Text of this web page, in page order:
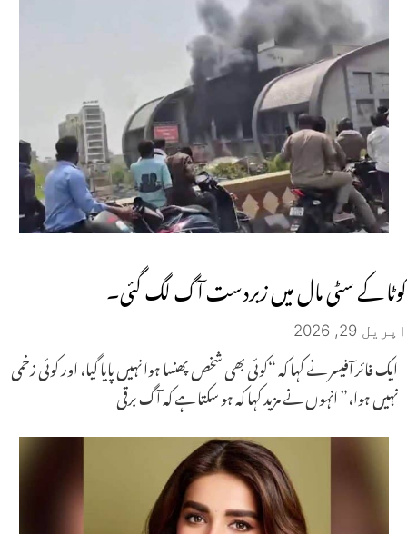
کوٹا کے سٹی مال میں زبردست آگ لگ گئی۔
اپریل 29, 2026
ایک فائر آفیسر نے کہا کہ “کوئی بھی شخص پھنسا ہوا نہیں پایا گیا، اور کوئی زخمی
نہیں ہوا،” انہوں نے مزید کہا کہ ہو سکتا ہے کہ آگ برقی